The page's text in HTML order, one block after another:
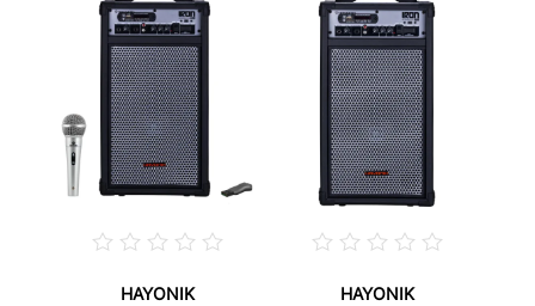
HAYONIK
HAYONIK